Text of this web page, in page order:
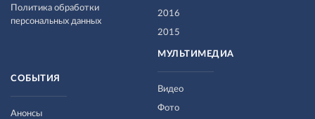
Политика обработки
персональных данных
2016
2015
МУЛЬТИМЕДИА
Видео
Фото
СОБЫТИЯ
Анонсы